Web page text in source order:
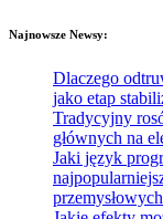
Najnowsze Newsy:
Dlaczego
jako etap
Tradycyjny
głównych na
Jaki język
przemysłowych